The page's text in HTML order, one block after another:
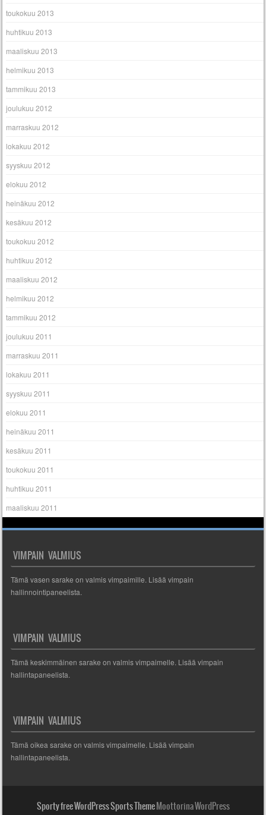
toukokuu 2013
huhtikuu 2013
maaliskuu 2013
helmikuu 2013
tammikuu 2013
joulukuu 2012
marraskuu 2012
lokakuu 2012
syyskuu 2012
elokuu 2012
heinäkuu 2012
kesäkuu 2012
toukokuu 2012
huhtikuu 2012
maaliskuu 2012
helmikuu 2012
tammikuu 2012
joulukuu 2011
marraskuu 2011
lokakuu 2011
syyskuu 2011
elokuu 2011
heinäkuu 2011
kesäkuu 2011
toukokuu 2011
huhtikuu 2011
maaliskuu 2011
VIMPAIN VALMIUS
Tämä vasen sarake on valmis vimpaimille. Lisää vimpain
hallinnointipaneelista.
VIMPAIN VALMIUS
Tämä keskimmäinen sarake on valmis vimpaimelle. Lisää vimpain
hallintapaneelista.
VIMPAIN VALMIUS
Tämä oikea sarake on valmis vimpaimelle. Lisää vimpain
hallintapaneelista.
Sporty free WordPress Sports ThemeMoottorina WordPress